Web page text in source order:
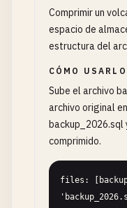
Comprimir un
espacio de
estructura del
CÓMO USARLO
Sube el archivo
archivo original
backup_2026.sql
comprimido.
files: